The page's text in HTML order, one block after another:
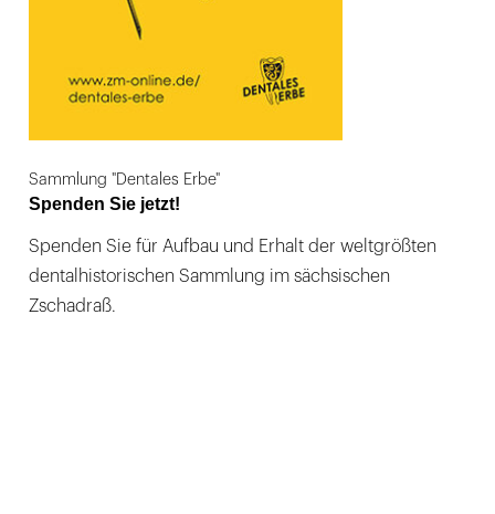
Sammlung "Dentales Erbe"
Spenden Sie jetzt!
Spenden Sie für Aufbau und Erhalt der weltgrößten
dentalhistorischen Sammlung im sächsischen
Zschadraß.